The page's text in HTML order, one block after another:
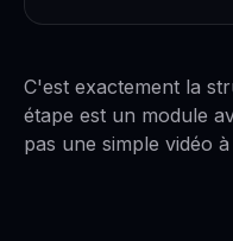
C'est exactement la
étape est un module
pas une simple vidéo